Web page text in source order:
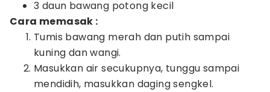
3 daun bawang potong kecil
Cara memasak :
Tumis bawang merah dan putih sampai
kuning dan wangi.
Masukkan air secukupnya, tunggu sampai
mendidih, masukkan daging sengkel.